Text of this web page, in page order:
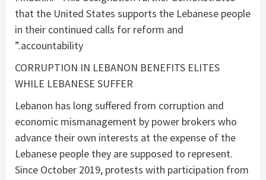
that the United States supports the Lebanese people
in their continued calls for reform and
accountability.”
CORRUPTION IN LEBANON BENEFITS ELITES
WHILE LEBANESE SUFFER
Lebanon has long suffered from corruption and
economic mismanagement by power brokers who
advance their own interests at the expense of the
Lebanese people they are supposed to represent.
Since October 2019, protests with participation from